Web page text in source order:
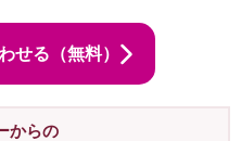
せる（無料）
からの